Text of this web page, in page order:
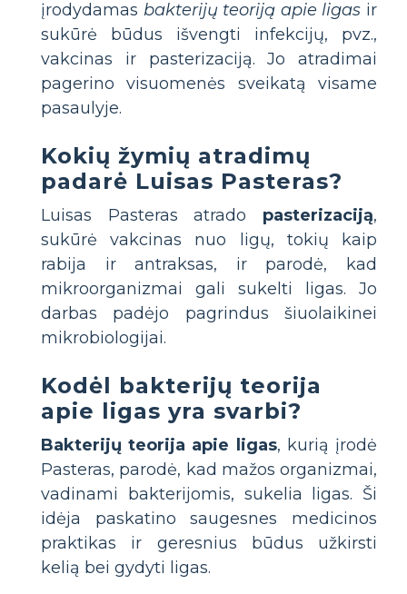
įrodydamas bakterijų teoriją apie ligas ir
sukūrė būdus išvengti infekcijų, pvz.,
vakcinas ir pasterizaciją. Jo atradimai
pagerino visuomenės sveikatą visame
pasaulyje.
Kokių žymių atradimų
padarė Luisas Pasteras?
Luisas Pasteras atrado pasterizaciją,
sukūrė vakcinas nuo ligų, tokių kaip
rabija ir antraksas, ir parodė, kad
mikroorganizmai gali sukelti ligas. Jo
darbas padėjo pagrindus šiuolaikinei
mikrobiologijai.
Kodėl bakterijų teorija
apie ligas yra svarbi?
Bakterijų teorija apie ligas, kurią įrodė
Pasteras, parodė, kad mažos organizmai,
vadinami bakterijomis, sukelia ligas. Ši
idėja paskatino saugesnes medicinos
praktikas ir geresnius būdus užkirsti
kelią bei gydyti ligas.